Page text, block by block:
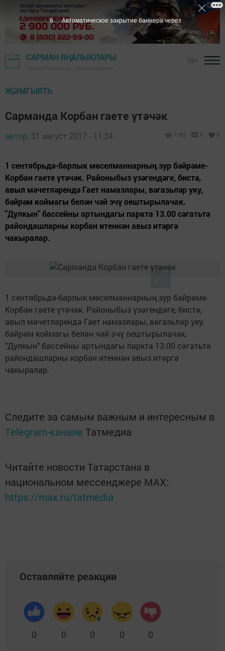
САРМАН ЯҢАЛЫКЛАРЫ
ҖӘМГЫЯТЬ
Сарманда Корбан гаете үтәчәк
автор, 31 август 2017 - 11:34 1162 0 0
1 сентябрьдә-барлык мөселманнарның зур бәйрәме-
Корбан гаете үтәчәк. Районыбыз үзәгендәге, бистә,
авыл мәчетләрендә Гает намазлары, вәгазьләр уку,
бәйрәм коймагы белән чәй эчү оештырылачак.
"Дулкын" бассейны артындагы паркта 13.00 сәгатьтә
райондашларны корбан итеннән авыз итәргә
чакыралар.
1 сентябрьдә-барлык мөселманнарның зур бәйрәме-
Корбан гаете үтәчәк. Районыбыз үзәгендәге, бистә,
авыл мәчетләрендә Гает намазлары, вәгазьләр уку,
бәйрәм коймагы белән чәй эчү оештырылачак.
"Дулкын" бассейны артындагы паркта 13.00 сәгатьтә
райондашларны корбан итеннән авыз итәргә
чакыралар.
Следите за самым важным и интересным в
Telegram-канале Татмедиа
Читайте новости Татарстана в
национальном мессенджере MАХ:
https://max.ru/tatmedia
Оставляйте реакции
0 0 0 0 0
5 Автоматическое закрытие баннера через